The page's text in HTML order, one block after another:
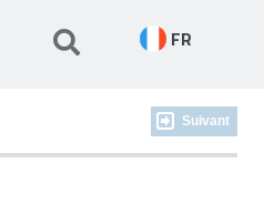
FR
Suivant